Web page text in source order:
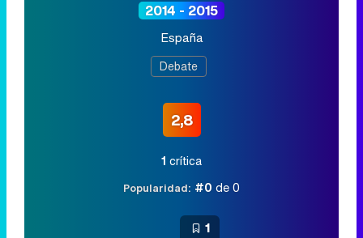
2014 - 2015
España
Debate
2,8
1 crítica
Popularidad: #0 de 0
1